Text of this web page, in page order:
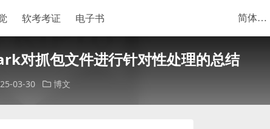
软考考证 电子书
对抓包文件进行针对性处理的总结
03-30 博文